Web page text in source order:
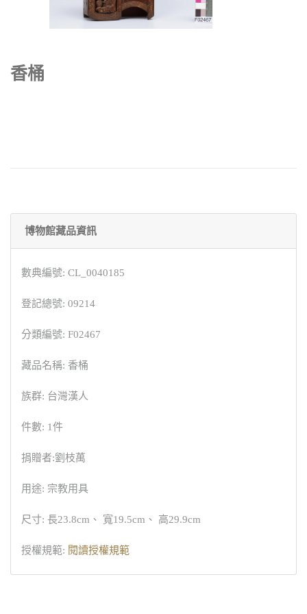
香桶
博物館藏品資訊
數典編號: CL_0040185
登記總號: 09214
分類編號: F02467
藏品名稱: 香桶
族群: 台灣漢人
件數: 1件
捐贈者:劉枝萬
用途: 宗教用具
尺寸: 長23.8cm、 寬19.5cm、 高29.9cm
授權規範: 閱讀授權規範